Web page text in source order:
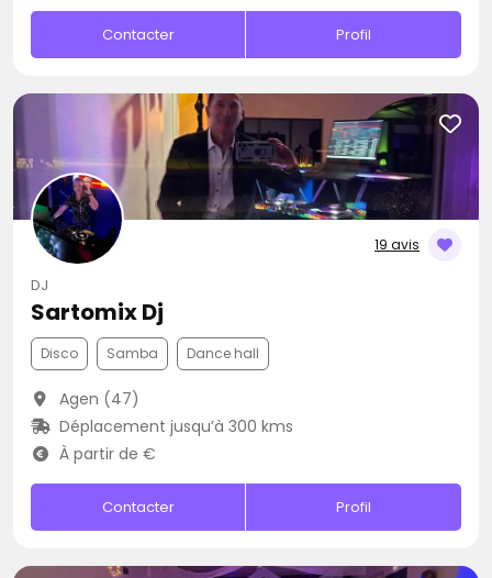
Contacter Profil
19 avis
DJ
Sartomix Dj
Disco Samba Dance hall
Agen (47)
Déplacement jusqu’à 300 kms
À partir de €
Contacter Profil